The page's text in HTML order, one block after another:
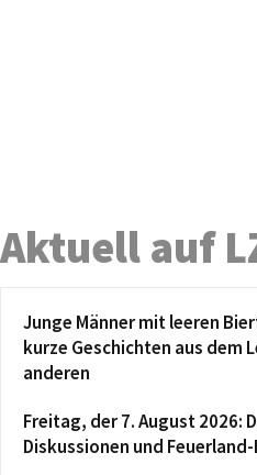
Aktuell auf
Junge Männer mit leeren
kurze Geschichten aus dem
anderen
Freitag, der 7. August 2026:
Diskussionen und